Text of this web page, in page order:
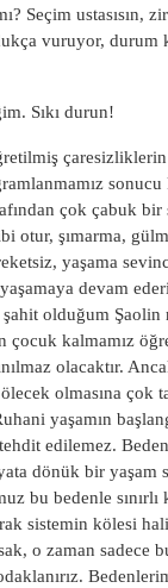
Seçim ustasısın,
vuruyor, durum
Sıkı durun!
çaresizliklerin
sonucu
çok çabuk
otur, şımarma,
yaşama
devam
şahit olduğum
çocuk kalmamız
olacaktır.
olmasına çok
yaşamın
edilemez.
dönük bir yaşam
bu bedenle
sistemin kölesi
o zaman sadece